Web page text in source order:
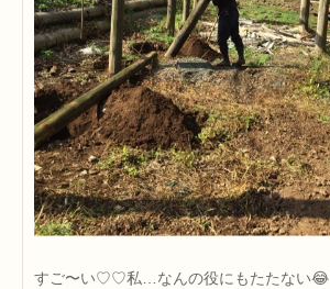
すご〜い♡♡私…なんの役にもたたない😂